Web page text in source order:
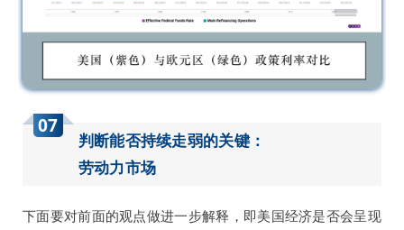
07
判断能否持续走弱的关键：
劳动力市场
下面要对前面的观点做进一步解释，即美国经济是否会呈现